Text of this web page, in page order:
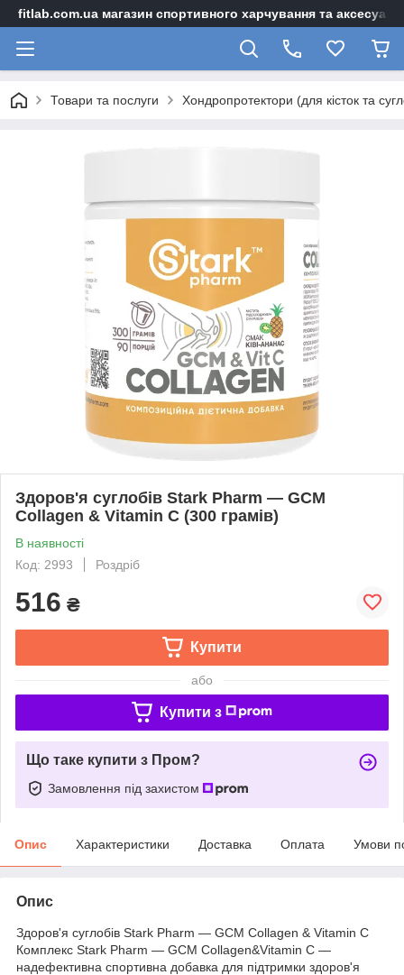
fitlab.com.ua магазин спортивного харчування та
Товари та послуги Хондропротектори (для кісток та
Здоров'я суглобів Stark Pharm — GCM
Collagen & Vitamin C (300 грамів)
В наявності
Код: 2993
Роздріб
516 ₴
Купити
або
Купити з
Що таке купити з Пром?
Замовлення під захистом
Опис Характеристики Доставка Оплата Умови
Опис
Здоров'я суглобів Stark Pharm — GCM Collagen & Vitamin C
Комплекс Stark Pharm — GCM Collagen&Vitamin C —
надефективна спортивна добавка для підтримки здоров'я